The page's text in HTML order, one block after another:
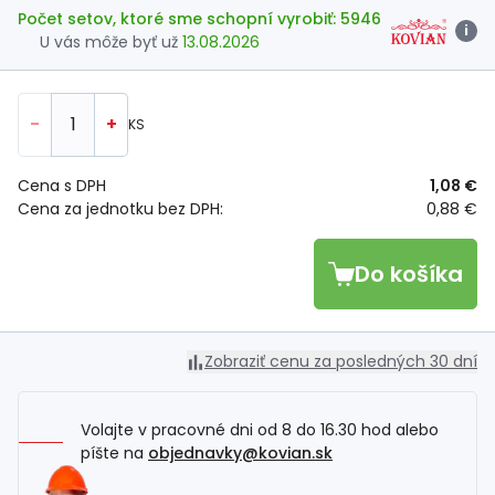
Počet setov, ktoré sme schopní vyrobiť: 5946
U vás môže byť už 13.08.2026
i
- + KS
Cena za jednotku bez DPH: 0,88 €
Cena s DPH 1,08 €
Do košíka
Zobraziť cenu za posledných 30 dní
Volajte v pracovné dni od 8 do 16.30 hod alebo
píšte na objednavky@kovian.sk